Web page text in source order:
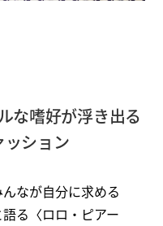
な嗜好が浮き出る
ッション
なが自分に求める
る〈ロロ・ピアー